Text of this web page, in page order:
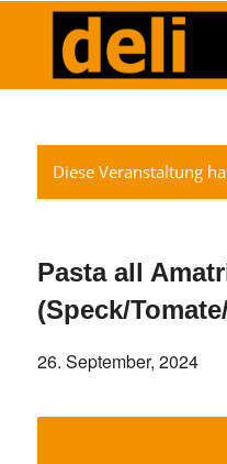
Diese Veranstaltung
Pasta all
(Speck/
26. September, 2024